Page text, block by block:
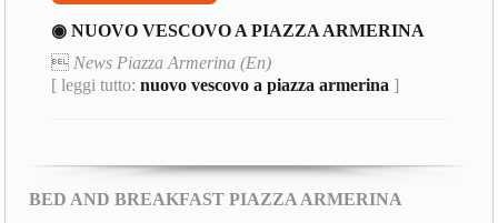
◉ NUOVO VESCOVO A PIAZZA ARMERINA
 News Piazza Armerina (En)
[ leggi tutto:nuovo vescovo a piazza armerina ]
BED AND BREAKFAST PIAZZA ARMERINA